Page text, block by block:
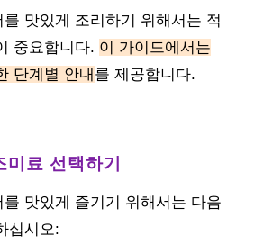
맛있게 조리하기 위해서는 적
중요합니다. 이 가이드에서는
단계별 안내를 제공합니다.
료 선택하기
맛있게 즐기기 위해서는 다음
십시오: